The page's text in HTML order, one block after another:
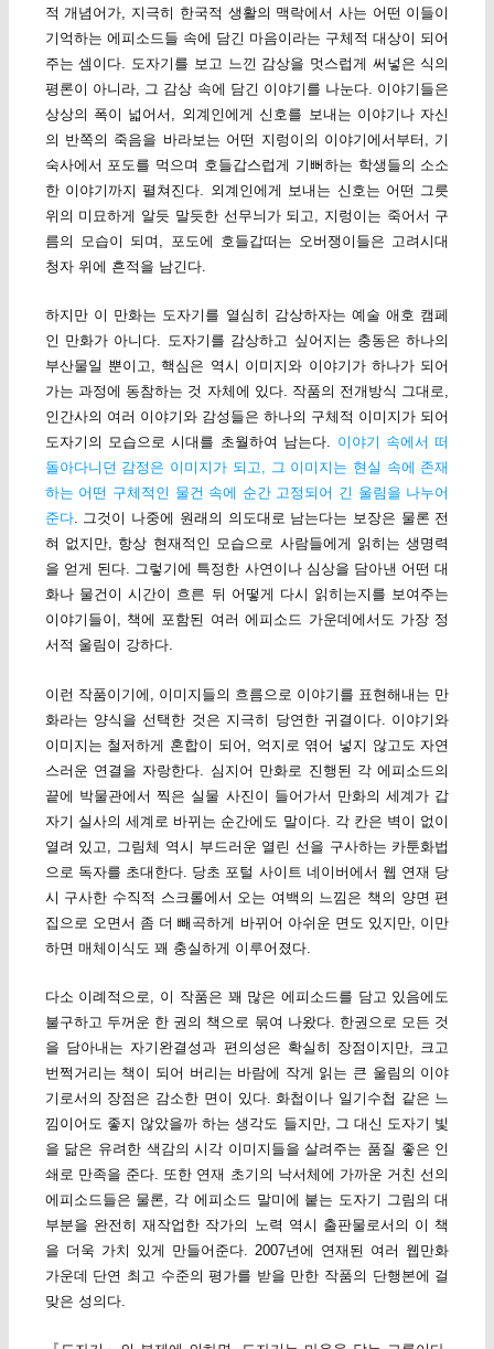
적 개념어가, 지극히 한국적 생활의 맥락에서 사는 어떤 이들이
기억하는 에피소드들 속에 담긴 마음이라는 구체적 대상이 되어
주는 셈이다. 도자기를 보고 느낀 감상을 멋스럽게 써넣은 식의
평론이 아니라, 그 감상 속에 담긴 이야기를 나눈다. 이야기들은
상상의 폭이 넓어서, 외계인에게 신호를 보내는 이야기나 자신
의 반쪽의 죽음을 바라보는 어떤 지렁이의 이야기에서부터, 기
숙사에서 포도를 먹으며 호들갑스럽게 기뻐하는 학생들의 소소
한 이야기까지 펼쳐진다. 외계인에게 보내는 신호는 어떤 그릇
위의 미묘하게 알듯 말듯한 선무늬가 되고, 지렁이는 죽어서 구
름의 모습이 되며, 포도에 호들갑떠는 오버쟁이들은 고려시대
청자 위에 흔적을 남긴다.
하지만 이 만화는 도자기를 열심히 감상하자는 예술 애호 캠페
인 만화가 아니다. 도자기를 감상하고 싶어지는 충동은 하나의
부산물일 뿐이고, 핵심은 역시 이미지와 이야기가 하나가 되어
가는 과정에 동참하는 것 자체에 있다. 작품의 전개방식 그대로,
인간사의 여러 이야기와 감성들은 하나의 구체적 이미지가 되어
도자기의 모습으로 시대를 초월하여 남는다. 이야기 속에서 떠
돌아다니던 감정은 이미지가 되고, 그 이미지는 현실 속에 존재
하는 어떤 구체적인 물건 속에 순간 고정되어 긴 울림을 나누어
준다. 그것이 나중에 원래의 의도대로 남는다는 보장은 물론 전
혀 없지만, 항상 현재적인 모습으로 사람들에게 읽히는 생명력
을 얻게 된다. 그렇기에 특정한 사연이나 심상을 담아낸 어떤 대
화나 물건이 시간이 흐른 뒤 어떻게 다시 읽히는지를 보여주는
이야기들이, 책에 포함된 여러 에피소드 가운데에서도 가장 정
서적 울림이 강하다.
이런 작품이기에, 이미지들의 흐름으로 이야기를 표현해내는 만
화라는 양식을 선택한 것은 지극히 당연한 귀결이다. 이야기와
이미지는 철저하게 혼합이 되어, 억지로 엮어 넣지 않고도 자연
스러운 연결을 자랑한다. 심지어 만화로 진행된 각 에피소드의
끝에 박물관에서 찍은 실물 사진이 들어가서 만화의 세계가 갑
자기 실사의 세계로 바뀌는 순간에도 말이다. 각 칸은 벽이 없이
열려 있고, 그림체 역시 부드러운 열린 선을 구사하는 카툰화법
으로 독자를 초대한다. 당초 포털 사이트 네이버에서 웹 연재 당
시 구사한 수직적 스크롤에서 오는 여백의 느낌은 책의 양면 편
집으로 오면서 좀 더 빼곡하게 바뀌어 아쉬운 면도 있지만, 이만
하면 매체이식도 꽤 충실하게 이루어졌다.
다소 이례적으로, 이 작품은 꽤 많은 에피소드를 담고 있음에도
불구하고 두꺼운 한 권의 책으로 묶여 나왔다. 한권으로 모든 것
을 담아내는 자기완결성과 편의성은 확실히 장점이지만, 크고
번쩍거리는 책이 되어 버리는 바람에 작게 읽는 큰 울림의 이야
기로서의 장점은 감소한 면이 있다. 화첩이나 일기수첩 같은 느
낌이어도 좋지 않았을까 하는 생각도 들지만, 그 대신 도자기 빛
을 닮은 유려한 색감의 시각 이미지들을 살려주는 품질 좋은 인
쇄로 만족을 준다. 또한 연재 초기의 낙서체에 가까운 거친 선의
에피소드들은 물론, 각 에피소드 말미에 붙는 도자기 그림의 대
부분을 완전히 재작업한 작가의 노력 역시 출판물로서의 이 책
을 더욱 가치 있게 만들어준다. 2007년에 연재된 여러 웹만화
가운데 단연 최고 수준의 평가를 받을 만한 작품의 단행본에 걸
맞은 성의다.